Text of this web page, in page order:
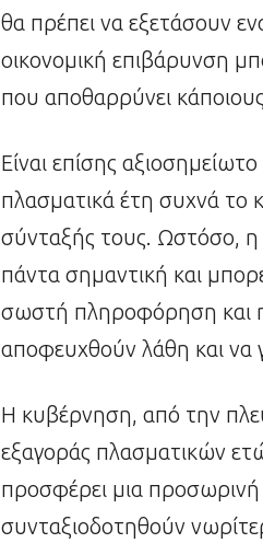
θα πρέπει να εξετάσουν
οικονομική επιβάρυνση
που αποθαρρύνει
Είναι επίσης
πλασματικά έτη συχνά το
σύνταξής τους. Ωστόσο, η
πάντα σημαντική και
σωστή πληροφόρηση και η
αποφευχθούν λάθη και να
Η κυβέρνηση, από την
εξαγοράς πλασματικών
προσφέρει μια προσωρινή
συνταξιοδοτηθούν